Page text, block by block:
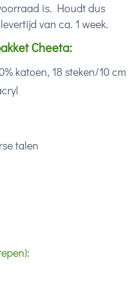
is. Houdt dus
van ca. 1 week.
Cheeta:
katoen, 18 steken/10 cm
talen